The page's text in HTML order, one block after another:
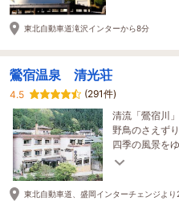
東北自動車道滝沢インターから8分
鶯宿温泉 清光荘
4.5
(291件)
清流「鶯宿川
野鳥のさえず
四季の風景を
場等があり、
東北自動車道、盛岡インターチェンジより